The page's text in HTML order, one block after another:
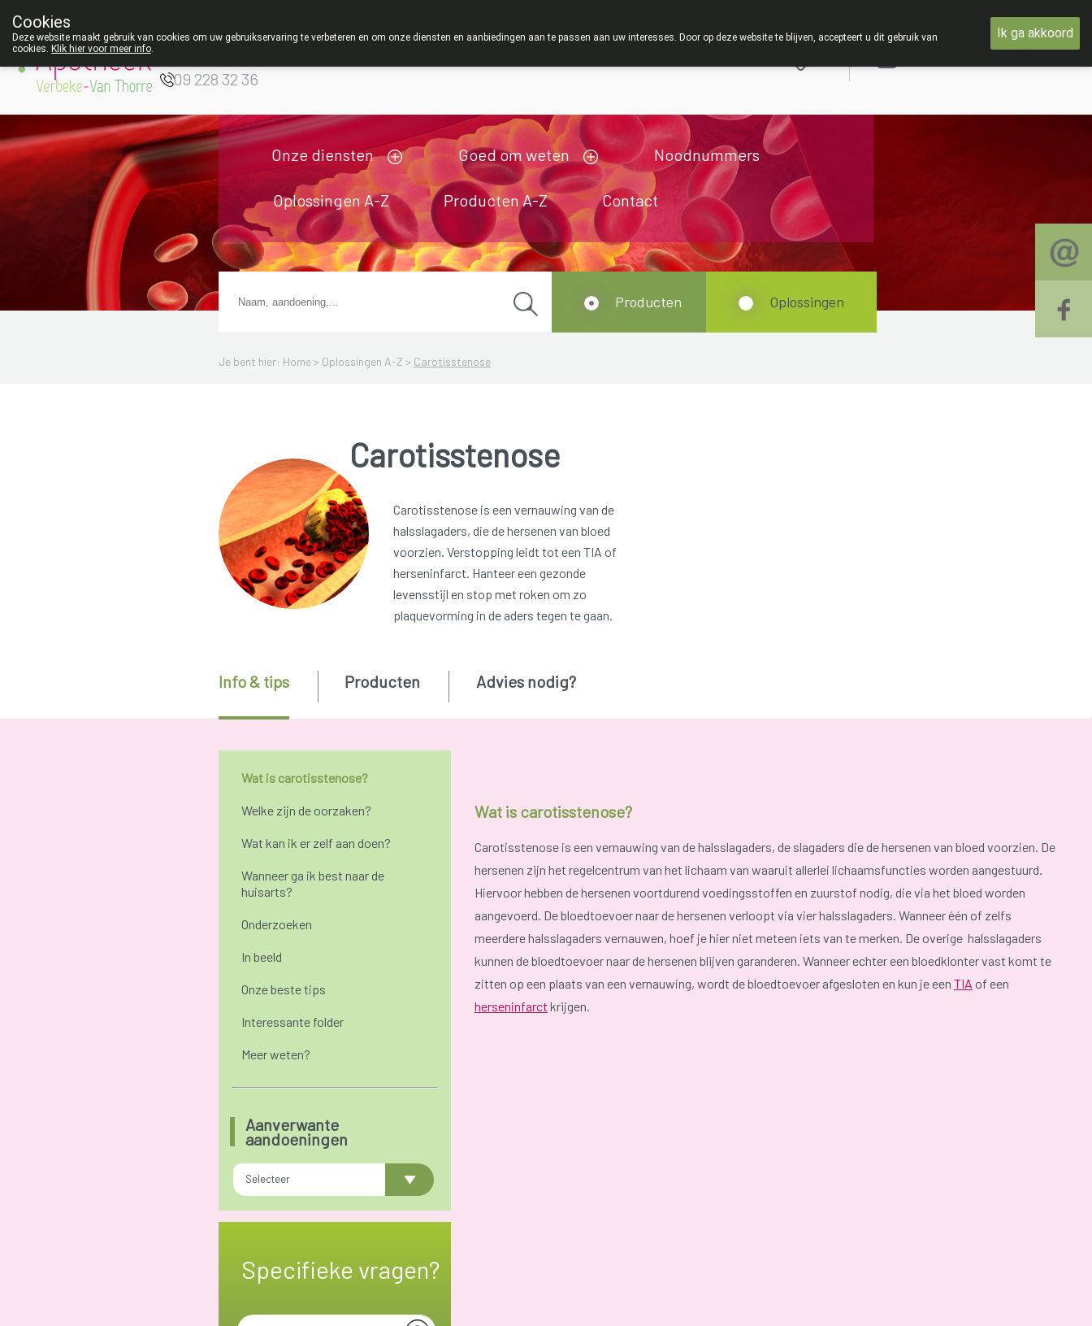
Apotheek Verbeke
- Van Thorre
09 228 32 36
Onze diensten Goed om weten Noodnummers
Oplossingen A-Z Producten A-Z Contact
Je bent hier: Home > Oplossingen A-Z > Carotisstenose
Producten Oplossingen
Carotisstenose
Carotisstenose is een vernauwing van de
halsslagaders, die de hersenen van bloed
voorzien. Verstopping leidt tot een TIA of
herseninfarct. Hanteer een gezonde
levensstijl en stop met roken om zo
plaquevorming in de aders tegen te gaan.
Wat is carotisstenose?
Welke zijn de oorzaken?
Wat kan ik er zelf aan doen?
Wanneer ga ik best naar de
huisarts?
Onderzoeken
In beeld
Onze beste tips
Interessante folder
Meer weten?
Aanverwante
aandoeningen
Selecteer
Specifieke vragen?
Info & tips Producten Advies nodig?
Wat is carotisstenose?
Carotisstenose is een vernauwing van de halsslagaders, de slagaders die de hersenen van bloed voorzien. De
hersenen zijn het regelcentrum van het lichaam van waaruit allerlei lichaamsfuncties worden aangestuurd.
Hiervoor hebben de hersenen voortdurend voedingsstoffen en zuurstof nodig, die via het bloed worden
aangevoerd. De bloedtoevoer naar de hersenen verloopt via vier halsslagaders. Wanneer één of zelfs
meerdere halsslagaders vernauwen, hoef je hier niet meteen iets van te merken. De overige halsslagaders
kunnen de bloedtoevoer naar de hersenen blijven garanderen. Wanneer echter een bloedklonter vast komt te
zitten op een plaats van een vernauwing, wordt de bloedtoevoer afgesloten en kun je een TIA of een
herseninfarct krijgen.
Cookies
Deze website maakt gebruik van cookies om uw gebruikservaring te verbeteren en om onze diensten en aanbiedingen aan te passen aan uw interesses. Door op deze website te blijven, accepteert u dit gebruik van
cookies. Klik hier voor meer info.
Ik ga akkoord